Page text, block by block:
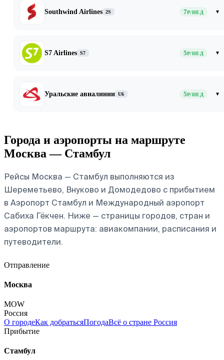
Southwind Airlines 2S 7Р/НЕД ▾
S7 Airlines S7 5Р/НЕД ▾
Уральские авиалинии U6 5Р/НЕД ▾
Города и аэропорты на маршруте
Москва — Стамбул
Рейсы Москва — Стамбул выполняются из
Шереметьево, Внуково и Домодедово с прибытием
в Аэропорт Стамбул и Международный аэропорт
Сабиха Гёкчен. Ниже — страницы городов, стран и
аэропортов маршрута: авиакомпании, расписания и
путеводители.
Отправление
Москва
MOW
Россия
О городеКак добратьсяПогодаВсё о стране Россия
Прибытие
Стамбул